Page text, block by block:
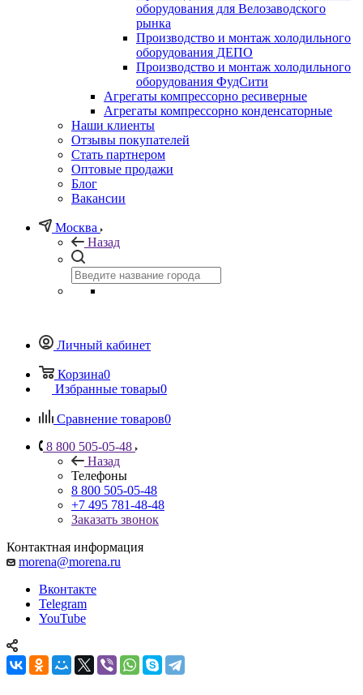
оборудования для Велозаводского
рынка
Производство и монтаж холодильного
оборудования ДЕПО
Производство и монтаж холодильного
оборудования ФудСити
Агрегаты компрессорно ресиверные
Агрегаты компрессорно конденсаторные
Наши клиенты
Отзывы покупателей
Стать партнером
Оптовые продажи
Блог
Вакансии
Москва
Назад
Личный кабинет
Корзина0
Избранные товары0
Сравнение товаров0
8 800 505-05-48
Назад
Телефоны
8 800 505-05-48
+7 495 781-48-48
Заказать звонок
Контактная информация
morena@morena.ru
Вконтакте
Telegram
YouTube